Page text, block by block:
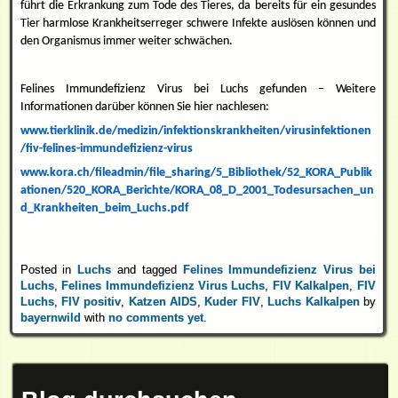
führt die Erkrankung zum Tode des Tieres, da bereits für ein gesundes
Tier harmlose Krankheitserreger schwere Infekte auslösen können und
den Organismus immer weiter schwächen.
Felines Immundefizienz Virus bei Luchs gefunden – Weitere
Informationen darüber können Sie hier nachlesen:
www.tierklinik.de/medizin/infektionskrankheiten/virusinfektionen
/fiv-felines-immundefizienz-virus
www.kora.ch/fileadmin/file_sharing/5_Bibliothek/52_KORA_Publik
ationen/520_KORA_Berichte/KORA_08_D_2001_Todesursachen_un
d_Krankheiten_beim_Luchs.pdf
Posted inLuchs and tagged Felines Immundefizienz Virus bei
Luchs,Felines Immundefizienz Virus Luchs FIV Kalkalpen FIV
Luchs, FIV positiv Katzen AIDS ,Kuder FIV,Luchs Kalkalpenby
bayernwild with no comments yet.